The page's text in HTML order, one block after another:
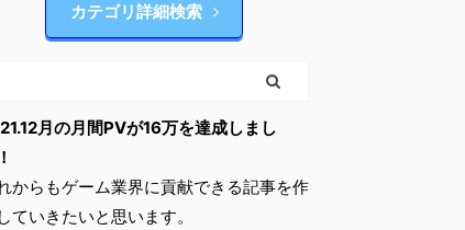
カテゴリ詳細検索
月の月間PVが16万を達成しまし
からもゲーム業界に貢献できる記事を作
ていきたいと思います。